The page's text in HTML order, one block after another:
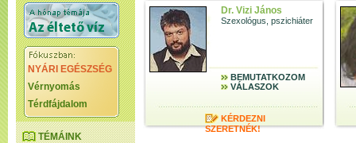
NYÁRI EGÉSZSÉG
Vérnyomás
Térdfájdalom
TÉMÁINK
Dr. Vizi János
Szexológus, pszichiáter
BEMUTATKOZOM
VÁLASZOK
KÉRDEZNI
SZERETNÉK!